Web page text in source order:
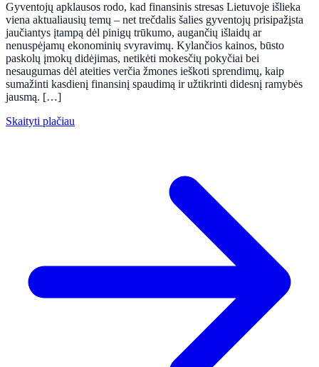
Gyventojų apklausos rodo, kad finansinis stresas Lietuvoje išlieka
viena aktualiausių temų – net trečdalis šalies gyventojų prisipažįsta
jaučiantys įtampą dėl pinigų trūkumo, augančių išlaidų ar
nenuspėjamų ekonominių svyravimų. Kylančios kainos, būsto
paskolų įmokų didėjimas, netikėti mokesčių pokyčiai bei
nesaugumas dėl ateities verčia žmones ieškoti sprendimų, kaip
sumažinti kasdienį finansinį spaudimą ir užtikrinti didesnį ramybės
jausmą. […]
Skaityti plačiau